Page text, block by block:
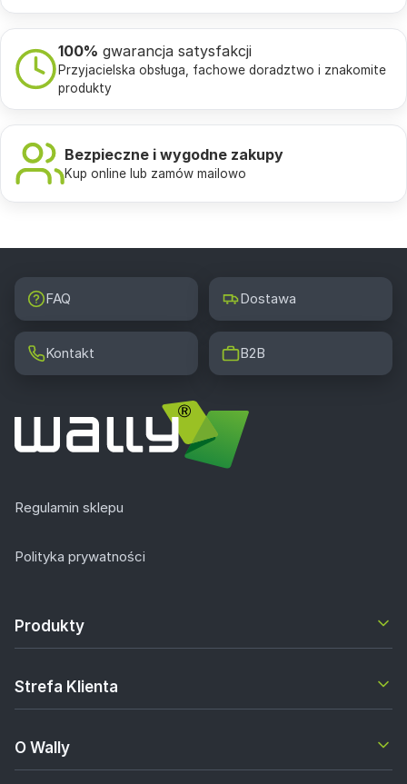
100% gwarancja satysfakcji
Przyjacielska obsługa, fachowe doradztwo i znakomite
produkty
Bezpieczne i wygodne zakupy
Kup online lub zamów mailowo
FAQ Dostawa
Kontakt B2B
Regulamin sklepu
Polityka prywatności
Produkty
Strefa Klienta
O Wally